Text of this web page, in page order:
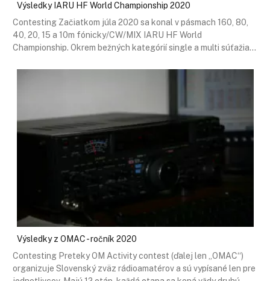
Výsledky IARU HF World Championship 2020
Contesting Začiatkom júla 2020 sa konal v pásmach 160, 80,
40, 20, 15 a 10m fónicky/CW/MIX IARU HF World
Championship. Okrem bežných kategórií single a multi súťažia…
Výsledky z OMAC - ročník 2020
Contesting Preteky OM Activity contest (ďalej len „OMAC“)
organizuje Slovenský zväz rádioamatérov a sú vypísané len pre